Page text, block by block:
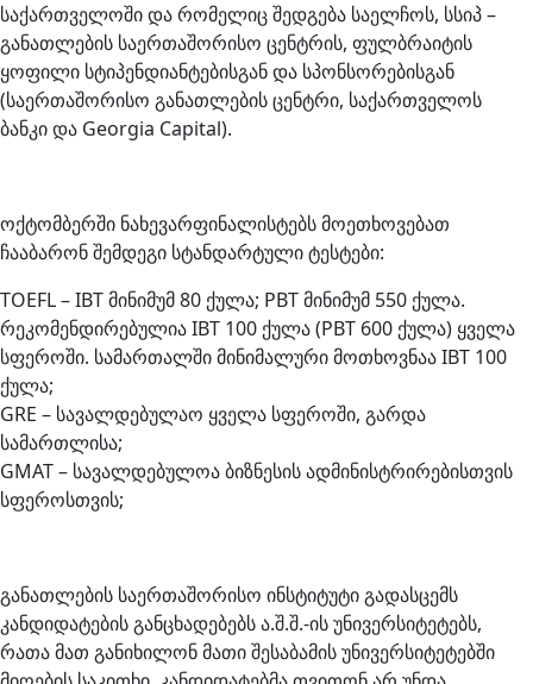
საქართველოში და რომელიც შედგება საელჩოს, სსიპ –
განათლების საერთაშორისო ცენტრის, ფულბრაიტის
ყოფილი სტიპენდიანტებისგან და სპონსორებისგან
(საერთაშორისო განათლების ცენტრი, საქართველოს
ბანკი და Georgia Capital).
ოქტომბერში ნახევარფინალისტებს მოეთხოვებათ
ჩააბარონ შემდეგი სტანდარტული ტესტები:
TOEFL – IBT მინიმუმ 80 ქულა; PBT მინიმუმ 550 ქულა.
რეკომენდირებულია IBT 100 ქულა (PBT 600 ქულა) ყველა
სფეროში. სამართალში მინიმალური მოთხოვნაა IBT 100
ქულა;
GRE – სავალდებულაო ყველა სფეროში, გარდა
სამართლისა;
GMAT – სავალდებულოა ბიზნესის ადმინისტრირებისთვის
სფეროსთვის;
განათლების საერთაშორისო ინსტიტუტი გადასცემს
კანდიდატების განცხადებებს ა.შ.შ.-ის უნივერსიტეტებს,
რათა მათ განიხილონ მათი შესაბამის უნივერსიტეტებში